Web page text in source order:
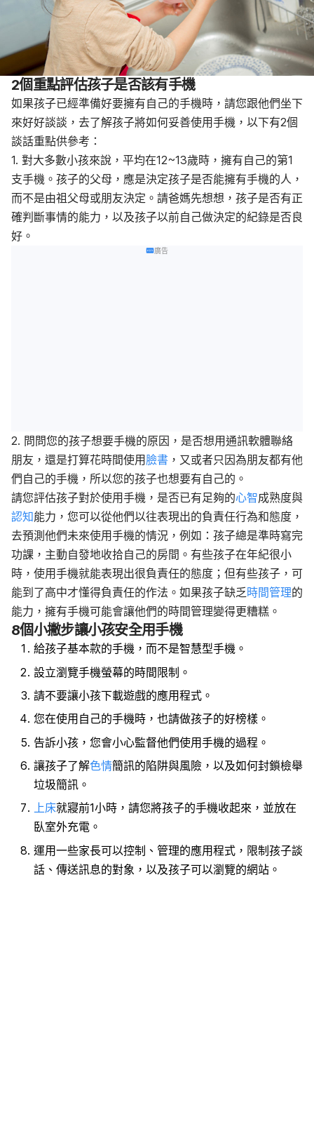
2個重點評估孩子是否該有手機
如果孩子已經準備好要擁有自己的手機時，請您跟他們坐下
來好好談談，去了解孩子將如何妥善使用手機，以下有2個
談話重點供參考：
1. 對大多數小孩來說，平均在12~13歲時，擁有自己的第1
支手機。孩子的父母，應是決定孩子是否能擁有手機的人，
而不是由祖父母或朋友決定。請爸媽先想想，孩子是否有正
確判斷事情的能力，以及孩子以前自己做決定的紀錄是否良
好。
廣告
2. 問問您的孩子想要手機的原因，是否想用通訊軟體聯絡
朋友，還是打算花時間使用 臉書 ，又或者只因為朋友都有他
們自己的手機，所以您的孩子也想要有自己的。
請您評估孩子對於使用手機，是否已有足夠的心智成熟度與
認知能力，您可以從他們以往表現出的負責任行為和態度，
去預測他們未來使用手機的情況，例如：孩子總是準時寫完
功課，主動自發地收拾自己的房間。有些孩子在年紀很小
時，使用手機就能表現出很負責任的態度；但有些孩子，可
能到了高中才懂得負責任的作法。如果孩子缺乏時間管理的
能力，擁有手機可能會讓他們的時間管理變得更糟糕。
8個小撇步讓小孩安全用手機
給孩子基本款的手機，而不是智慧型手機。
設立瀏覽手機螢幕的時間限制。
請不要讓小孩下載遊戲的應用程式。
您在使用自己的手機時，也請做孩子的好榜樣。
告訴小孩，您會小心監督他們使用手機的過程。
讓孩子了解色情簡訊的陷阱與風險，以及如何封鎖檢舉
垃圾簡訊。
上床就寢前1小時，請您將孩子的手機收起來，並放在
臥室外充電。
運用一些家長可以控制、管理的應用程式，限制孩子談
話、傳送訊息的對象，以及孩子可以瀏覽的網站。